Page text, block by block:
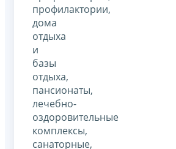
профилактории,
дома
отдыха
и
базы
отдыха,
пансионаты,
лечебно-
оздоровительные
комплексы,
санаторные,